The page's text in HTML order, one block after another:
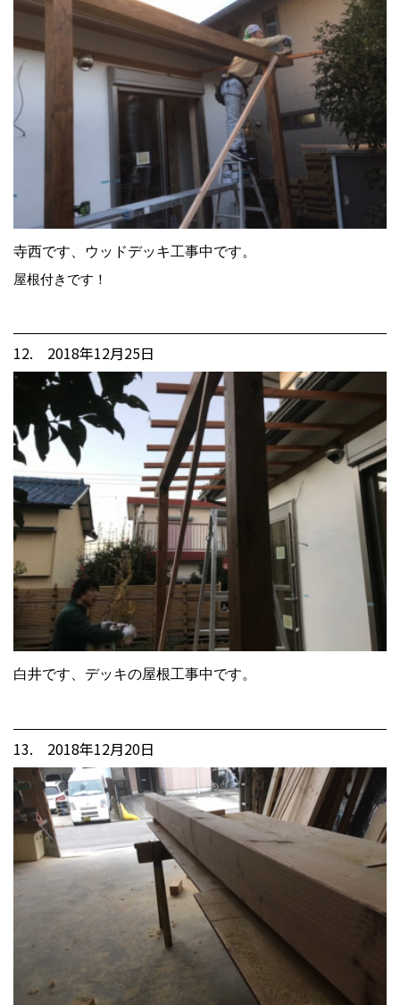
寺西です、ウッドデッキ工事中です。
屋根付きです！
12. 2018年12月25日
白井です、デッキの屋根工事中です。
13. 2018年12月20日